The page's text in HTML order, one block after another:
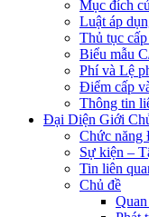
Mục đích
Luật áp
Thủ tục
Biểu mẫu
Phí và Lệ
Điểm cấp
Thông tin
Đại Diện Giới
Chức năng
Sự kiện –
Tin liên
Chủ đề